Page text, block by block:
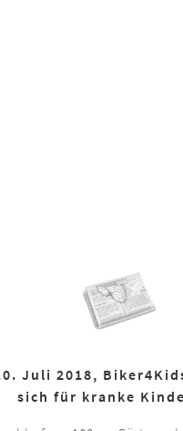
Juli 2018,
sich für kranke